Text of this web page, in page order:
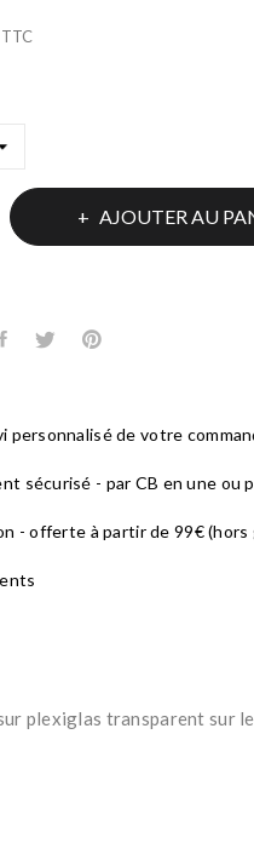
TTC
AJOUTER AU
personnalisé de votre
sécurisé - par CB en une ou
- offerte à partir de 99€
plexiglas transparent sur le